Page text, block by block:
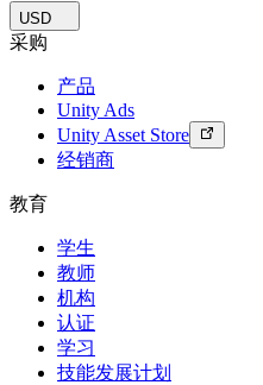
商业化
通过 Unity 投放广告
使用案例
移动游戏
使用 Unity 打造移动端爆款游戏
独立游戏
小团队也能做出大游戏
XR 游戏
跨平台发布 XR 游戏
所有资源
新增功能
博客
更新、信息和技术提示
新闻
新闻、故事和新闻中心
教育资助许可证
认证
证明您的Unity精通
USD
采购
产品
Unity Ads
Unity Asset Store
经销商
教育
学生
教师
机构
认证
学习
技能发展计划